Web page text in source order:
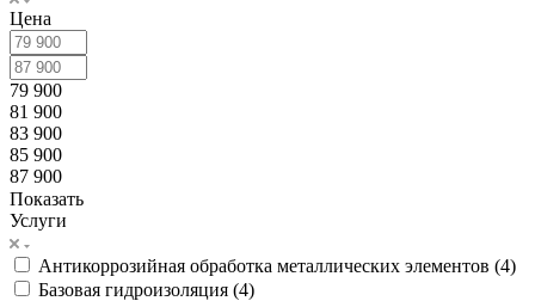
Цена
79 900
81 900
83 900
85 900
87 900
Показать
Услуги
Антикоррозийная обработка металлических элементов (4)
Базовая гидроизоляция (4)